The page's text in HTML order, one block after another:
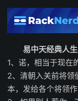
易中天经典人
1、诺，相当于现在
2、清朝入关前将领
本，发给各个将领